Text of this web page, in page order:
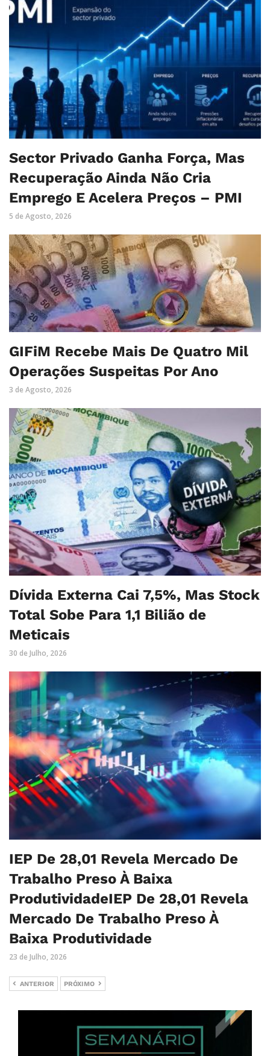
Sector Privado Ganha Força, Mas
Recuperação Ainda Não Cria
Emprego E Acelera Preços – PMI
5 de Agosto, 2026
GIFiM Recebe Mais De Quatro Mil
Operações Suspeitas Por Ano
3 de Agosto, 2026
Dívida Externa Cai 7,5%, Mas Stock
Total Sobe Para 1,1 Bilião de
Meticais
30 de Julho, 2026
IEP De 28,01 Revela Mercado De
Trabalho Preso À Baixa
ProdutividadeIEP De 28,01 Revela
Mercado De Trabalho Preso À
Baixa Produtividade
23 de Julho, 2026
ANTERIOR PRÓXIMO